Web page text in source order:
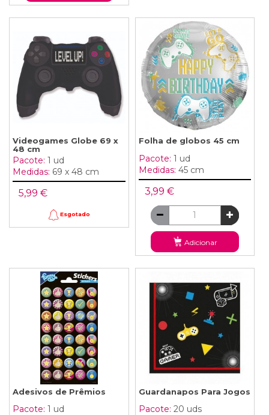
Videogames Globe 69 x
48 cm
Pacote: 1 ud
Medidas: 69 x 48 cm
5,99 €
Esgotado
Folha de globos 45 cm
Pacote: 1 ud
Medidas: 45 cm
3,99 €
Adicionar
Adesivos de Prêmios
Pacote: 1 ud
Guardanapos Para Jogos
Pacote: 20 uds